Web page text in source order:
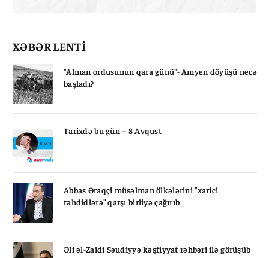
XƏBƏR LENTİ
"Alman ordusunun qara günü"- Amyen döyüşü necə
başladı?
Tarixdə bu gün – 8 Avqust
Abbas Əraqçi müsəlman ölkələrini "xarici
təhdidlərə" qarşı birliyə çağırıb
Əli əl-Zaidi Səudiyyə kəşfiyyat rəhbəri ilə görüşüb